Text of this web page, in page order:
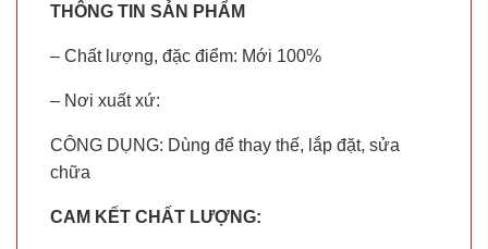
THÔNG TIN SẢN PHẨM
– Chất lượng, đặc điểm: Mới 100%
– Nơi xuất xứ:
CÔNG DỤNG: Dùng để thay thế, lắp đặt, sửa
chữa
CAM KẾT CHẤT LƯỢNG: